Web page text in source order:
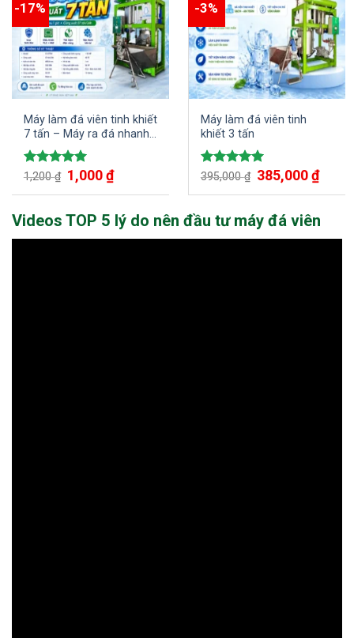
-17%
Máy làm đá viên tinh khiết
7 tấn – Máy ra đá nhanh
chỉ trong 1 giờ đồng hồ
Được xếp
5.00
1,200₫ Giá
gốc
là:
1,000₫Giá
hiện
tại
1,000 ₫.
-3%
Máy làm đá viên tinh
khiết 3 tấn
Được xếp
395,000₫ Giá
gốc
là:
385,000₫Giá
hiện
tại
Videos TOP 5 lý do nên đầu tư máy đá viên